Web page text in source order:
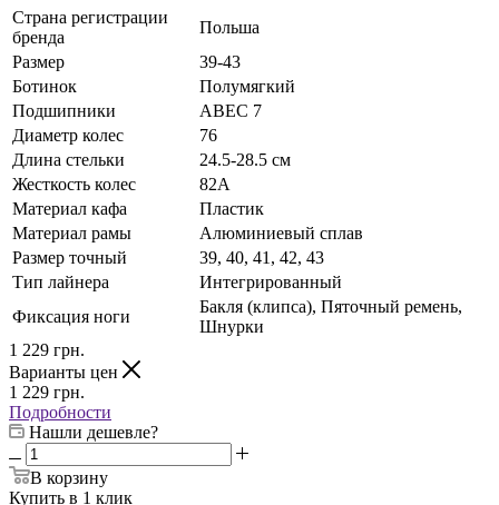
Страна регистрации
бренда
Польша
Размер
39-43
Ботинок
Полумягкий
Подшипники
ABEC 7
Диаметр колес
76
Длина стельки
24.5-28.5 см
Жесткость колес
82А
Материал кафа
Пластик
Материал рамы
Алюминиевый сплав
Размер точный
39, 40, 41, 42, 43
Тип лайнера
Интегрированный
Фиксация ноги
Бакля (клипса), Пяточный ремень,
Шнурки
1 229 грн.
Варианты цен
1 229 грн.
Подробности
Нашли дешевле?
В корзину
Купить в 1 клик